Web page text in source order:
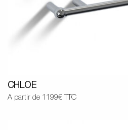
CHLOE
A partir de 1199€ TTC